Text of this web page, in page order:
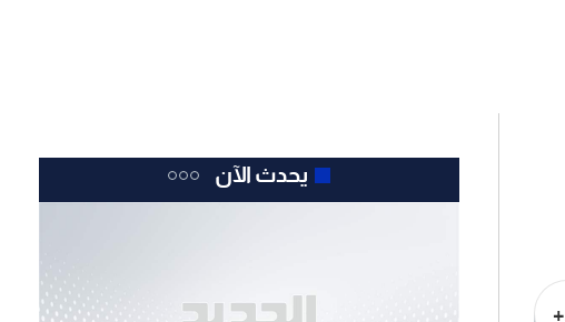
يحدث الآن